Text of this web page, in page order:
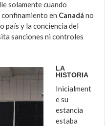
solamente cuando
en Canadá no
país y la conciencia del
sanciones ni controles
LA
HISTORIA
Inicialment
e su
estancia
estaba